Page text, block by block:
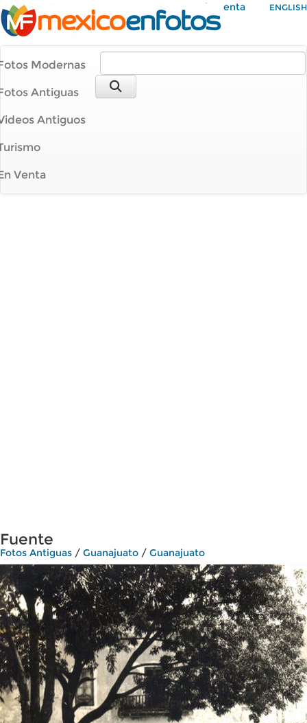
Mi Cuenta ENGLISH
Modernas
Antiguas
Antiguos
Venta
Fuente
Fotos Antiguas / Guanajuato / Guanajuato